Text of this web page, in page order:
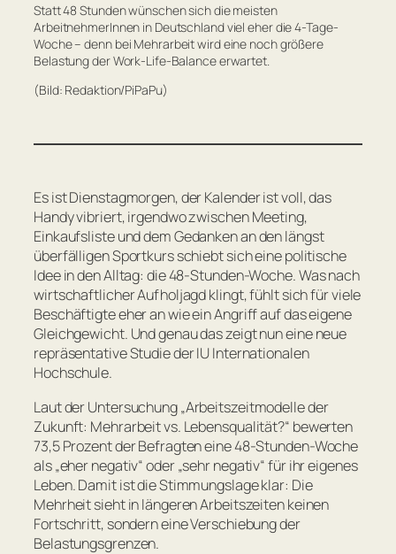
Statt 48 Stunden wünschen sich die meisten
ArbeitnehmerInnen in Deutschland viel eher die 4-Tage-
Woche – denn bei Mehrarbeit wird eine noch größere
Belastung der Work-Life-Balance erwartet.
(Bild: Redaktion/PiPaPu)
Es ist Dienstagmorgen, der Kalender ist voll, das
Handy vibriert, irgendwo zwischen Meeting,
Einkaufsliste und dem Gedanken an den längst
überfälligen Sportkurs schiebt sich eine politische
Idee in den Alltag: die 48-Stunden-Woche. Was nach
wirtschaftlicher Aufholjagd klingt, fühlt sich für viele
Beschäftigte eher an wie ein Angriff auf das eigene
Gleichgewicht. Und genau das zeigt nun eine neue
repräsentative Studie der IU Internationalen
Hochschule.
Laut der Untersuchung „Arbeitszeitmodelle der
Zukunft: Mehrarbeit vs. Lebensqualität?“ bewerten
73,5 Prozent der Befragten eine 48-Stunden-Woche
als „eher negativ“ oder „sehr negativ“ für ihr eigenes
Leben. Damit ist die Stimmungslage klar: Die
Mehrheit sieht in längeren Arbeitszeiten keinen
Fortschritt, sondern eine Verschiebung der
Belastungsgrenzen.